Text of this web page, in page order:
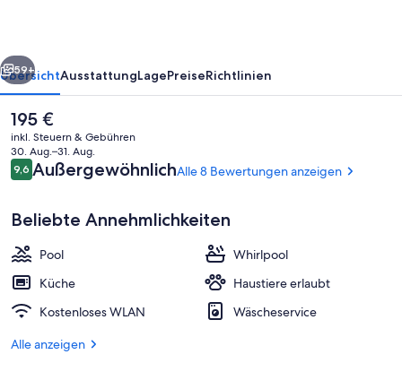
Penthouse Sol | Eigene Küche |
Weiter
59+
ÜbersichtAusstattungLagePreiseRichtlinien
Der
aktuelle
Preis
beträgt
195 €.
195 €
inkl. Steuern & Gebühren
30. Aug.–31. Aug.
Bewertungen
9,69,6 von 10.
AußergewöhnlichAlle 8 Bewertungen anzeigen
Beliebte Annehmlichkeiten
Pool
Whirlpool
Küche
Haustiere erlaubt
Kostenloses WLAN
Wäscheservice
Alle anzeigen